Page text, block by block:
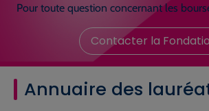
Pour toute question concernant les
Contacter la
Annuaire des